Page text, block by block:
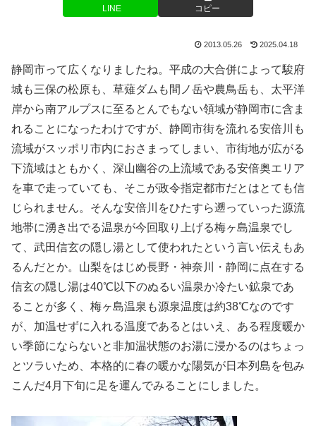
LINE コピー
2013.05.26 2025.04.18
静岡市って広くなりましたね。平成の大合併によって駿府
城も三保の松原も、草薙ダムも間ノ岳や農鳥岳も、太平洋
岸から南アルプスに至るとんでもない領域が静岡市に含ま
れることになったわけですが、静岡市街を流れる安倍川も
流域がスッポリ市内におさまってしまい、市街地が広がる
下流域はともかく、深山幽谷の上流域である安倍奥エリア
を車で走っていても、そこが政令指定都市だとはとても信
じられません。そんな安倍川をひたすら遡っていった源流
地帯に湧き出でる温泉が今回取り上げる梅ヶ島温泉でし
て、武田信玄の隠し湯として使われたという言い伝えもあ
るんだとか。山梨をはじめ長野・神奈川・静岡に点在する
信玄の隠し湯は40℃以下のぬるい温泉か冷たい鉱泉であ
ることが多く、梅ヶ島温泉も源泉温度は約38℃なのです
が、加温せずに入れる温度であるとはいえ、ある程度暖か
い季節にならないと非加温状態のお湯に浸かるのはちょっ
とツラいため、本格的に春の暖かな陽気が日本列島を包み
こんだ4月下旬に足を運んでみることにしました。